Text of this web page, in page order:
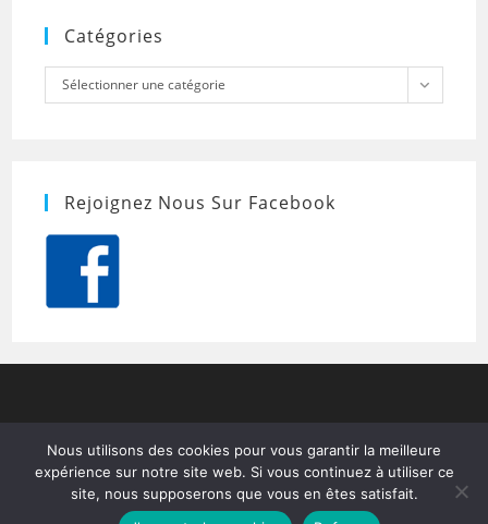
Catégories
Catégories
Sélectionner une catégorie
Rejoignez Nous Sur Facebook
Nous utilisons des cookies pour vous garantir la meilleure
expérience sur notre site web. Si vous continuez à utiliser ce
site, nous supposerons que vous en êtes satisfait.